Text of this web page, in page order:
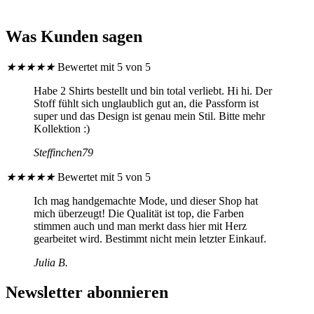
Was Kunden sagen
★★★★★ Bewertet mit 5 von 5
Habe 2 Shirts bestellt und bin total verliebt. Hi hi. Der
Stoff fühlt sich unglaublich gut an, die Passform ist
super und das Design ist genau mein Stil. Bitte mehr
Kollektion :)
Steffinchen79
★★★★★ Bewertet mit 5 von 5
Ich mag handgemachte Mode, und dieser Shop hat
mich überzeugt! Die Qualität ist top, die Farben
stimmen auch und man merkt dass hier mit Herz
gearbeitet wird. Bestimmt nicht mein letzter Einkauf.
Julia B.
Newsletter abonnieren